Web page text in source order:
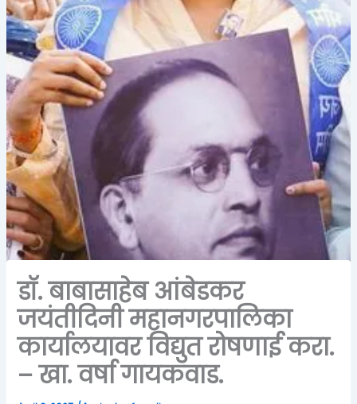
डॉ. बाबासाहेब आंबेडकर
जयंतीदिनी महानगरपालिका
कार्यालयावर विद्युत रोषणाई करा.
– खा. वर्षा गायकवाड.